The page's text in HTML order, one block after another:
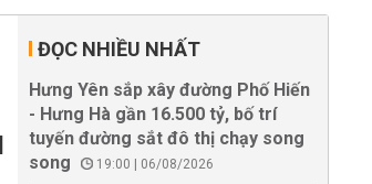
ĐỌC NHIỀU NHẤT
Hưng Yên sắp xây đường Phố Hiến
- Hưng Hà gần 16.500 tỷ, bố trí
tuyến đường sắt đô thị chạy song
song
19:00 | 06/08/2026